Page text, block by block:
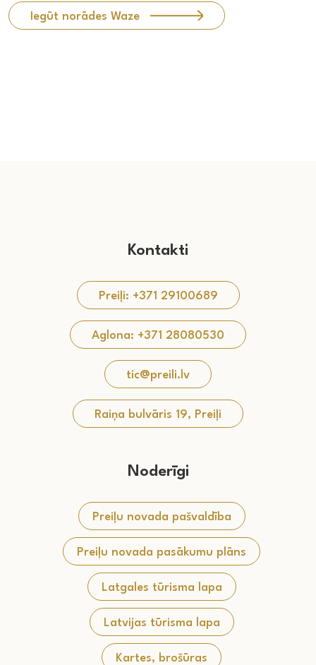
Iegūt norādes Waze
Kontakti
Preiļi: +371 29100689
Aglona: +371 28080530
tic@preili.lv
Raiņa bulvāris 19, Preiļi
Noderīgi
Preiļu novada pašvaldība
Preiļu novada pasākumu plāns
Latgales tūrisma lapa
Latvijas tūrisma lapa
Kartes, brošūras